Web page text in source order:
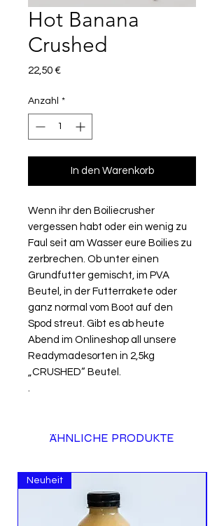
Hot Banana
Crushed
22,50 €Preis
Anzahl *
In den Warenkorb
Wenn ihr den Boiliecrusher
vergessen habt oder ein wenig zu
Faul seit am Wasser eure Boilies zu
zerbrechen. Ob unter einen
Grundfutter gemischt, im PVA
Beutel, in der Futterrakete oder
ganz normal vom Boot auf den
Spod streut. Gibt es ab heute
Abend im Onlineshop all unsere
Readymadesorten in 2,5kg
„CRUSHED“ Beutel.
.
ÄHNLICHE PRODUKTE
Neuheit